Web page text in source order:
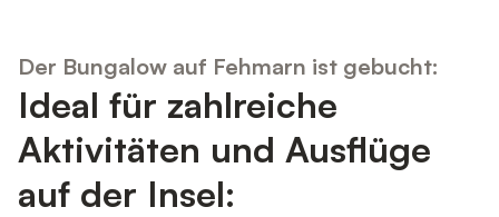
Der Bungalow auf Fehmarn ist gebucht:
Ideal für zahlreiche
Aktivitäten und Ausflüge
auf der Insel: